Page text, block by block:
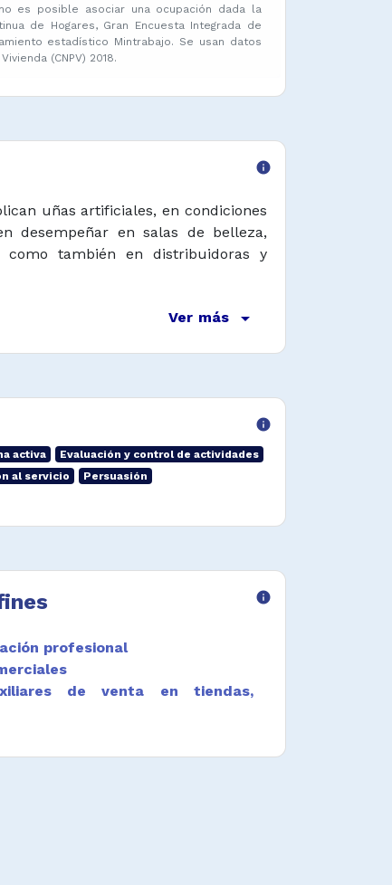
es posible asociar una ocupación dada la
de Hogares, Gran Encuesta Integrada de
estadístico Mintrabajo. Se usan datos
(CNPV) 2018.
info
uñas artificiales, en condiciones
desempeñar en salas de belleza,
también en distribuidoras y
Ver más arrow_drop_down
info
activa
Evaluación y control de actividades
al servicio
Persuasión
info
profesional
de venta en tiendas,